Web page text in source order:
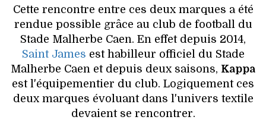
Cette rencontre entre ces deux marques a été
rendue possible grâce au club de football du
Stade Malherbe Caen. En effet depuis 2014,
Saint James est habilleur officiel du Stade
Malherbe Caen et depuis deux saisons, Kappa
est l'équipementier du club. Logiquement ces
deux marques évoluant dans l'univers textile
devaient se rencontrer.